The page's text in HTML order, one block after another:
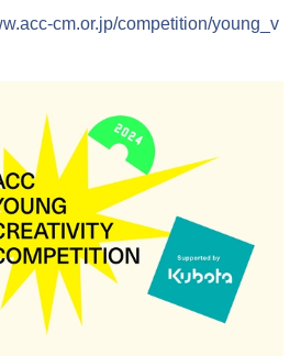
cm.or.jp/competition/young_v